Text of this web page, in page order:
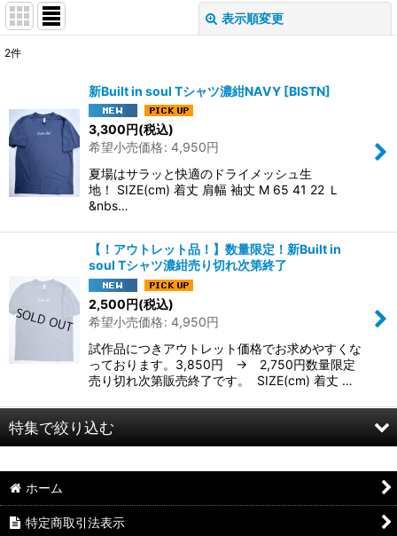
表示順変更
並び順:
絞り込む
2件
新Built in soul Tシャツ濃紺NAVY [BISTN]
3,300円(税込)
希望小売価格: 4,950円
夏場はサラッと快適のドライメッシュ生
地！ SIZE(cm) 着丈 肩幅 袖丈 M 65 41 22 Ｌ
&nbs…
【！アウトレット品！】数量限定！新Built in
soul Tシャツ濃紺売り切れ次第終了
2,500円(税込)
希望小売価格: 4,950円
試作品につきアウトレット価格でお求めやすくな
っております。3,850円 → 2,750円数量限定
売り切れ次第販売終了です。 SIZE(cm) 着丈 …
特集で絞り込む
革製品
ギター
ホーム
特定商取引法表示